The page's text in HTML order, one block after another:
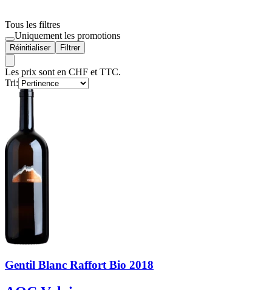
Tous les filtres
Uniquement les promotions
Réinitialiser Filtrer
Les prix sont en CHF et TTC.
Tri:
Gentil Blanc Raffort Bio 2018